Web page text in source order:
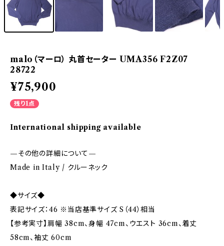
malo（マーロ） 丸首セーター UMA356 F2Z07
28722
¥75,900
残り1点
International shipping available
—その他の詳細について—
Made in Italy / クルーネック
◆サイズ◆
表記サイズ：46 ※当店基準サイズ S（44）相当
【参考実寸】肩幅 38cm、身幅 47cm、ウエスト 36cm、着丈
58cm、袖丈 60cm